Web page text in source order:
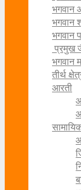
भगवान
भगवान
भगवान
प्रमुख
भगवान
तीर्थ
आरती